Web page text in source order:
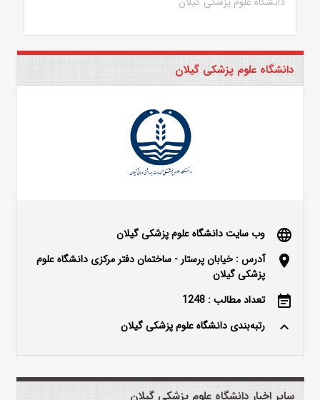
دانشگاه علوم پزشکی گیلان
language وب سایت دانشگاه علوم پزشکی گیلان
location_on
آدرس : خیابان پرستار - ساختمان دفتر مرکزی دانشگاه علوم
پزشکی گیلان
event_note تعداد مطالب : 1248
keyboard_arrow_up رتبه‌بندی دانشگاه علوم پزشکی گیلان
سایر اخبار دانشگاه علوم پزشکی گیلان